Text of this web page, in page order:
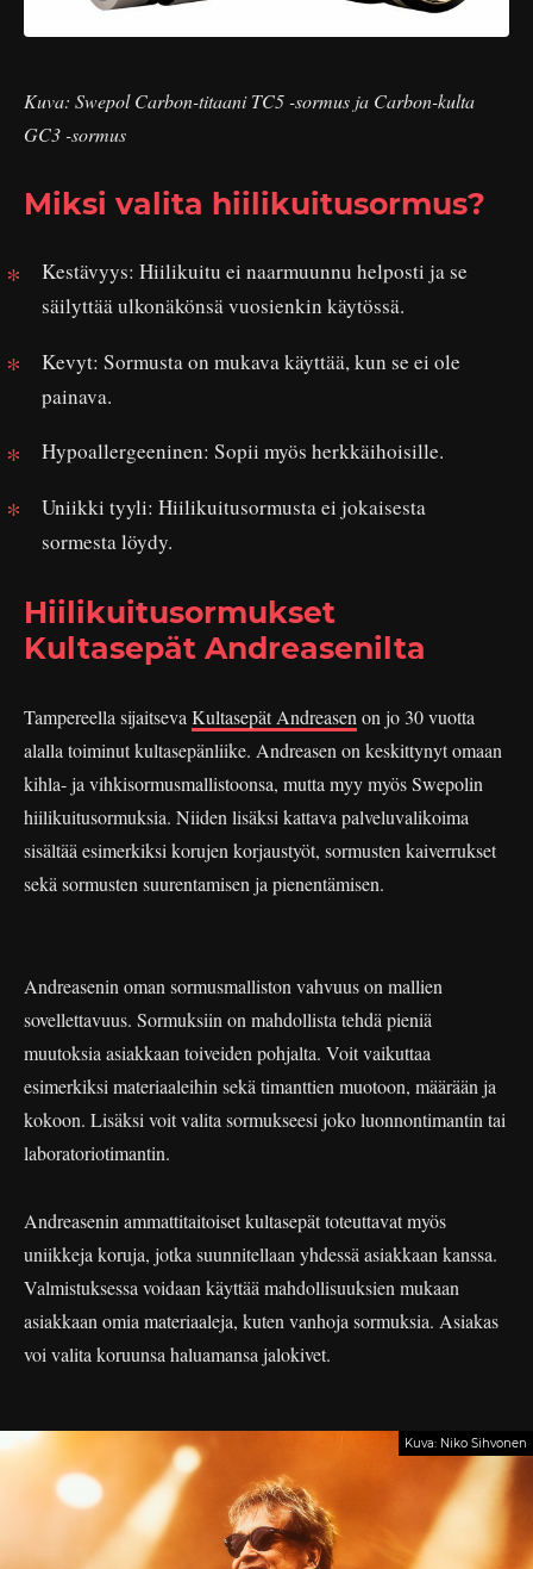
Kuva: Swepol Carbon-titaani TC5 -sormus ja Carbon-kulta
GC3 -sormus
Miksi valita hiilikuitusormus?
Kestävyys: Hiilikuitu ei naarmuunnu helposti ja se
säilyttää ulkonäkönsä vuosienkin käytössä.
Kevyt: Sormusta on mukava käyttää, kun se ei ole
painava.
Hypoallergeeninen: Sopii myös herkkäihoisille.
Uniikki tyyli: Hiilikuitusormusta ei jokaisesta
sormesta löydy.
Hiilikuitusormukset
Kultasepät Andreasenilta
Tampereella sijaitseva Kultasepät Andreasen on jo 30 vuotta
alalla toiminut kultasepänliike. Andreasen on keskittynyt omaan
kihla- ja vihkisormusmallistoonsa, mutta myy myös Swepolin
hiilikuitusormuksia. Niiden lisäksi kattava palveluvalikoima
sisältää esimerkiksi korujen korjaustyöt, sormusten kaiverrukset
sekä sormusten suurentamisen ja pienentämisen.
Andreasenin oman sormusmalliston vahvuus on mallien
sovellettavuus. Sormuksiin on mahdollista tehdä pieniä
muutoksia asiakkaan toiveiden pohjalta. Voit vaikuttaa
esimerkiksi materiaaleihin sekä timanttien muotoon, määrään ja
kokoon. Lisäksi voit valita sormukseesi joko luonnontimantin tai
laboratoriotimantin.
Andreasenin ammattitaitoiset kultasepät toteuttavat myös
uniikkeja koruja, jotka suunnitellaan yhdessä asiakkaan kanssa.
Valmistuksessa voidaan käyttää mahdollisuuksien mukaan
asiakkaan omia materiaaleja, kuten vanhoja sormuksia. Asiakas
voi valita koruunsa haluamansa jalokivet.
Kuva: Niko Sihvonen